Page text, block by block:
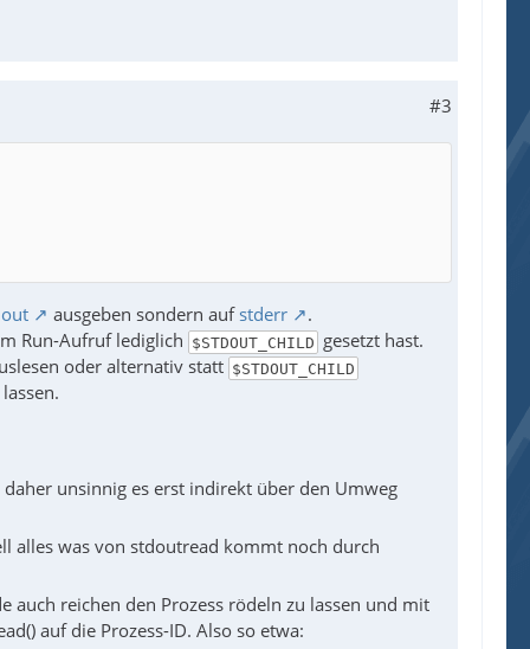
#3
ausgeben sondern aufstderr
.
Run-Aufruf lediglich $STDOUT_CHILD gesetzt hast.
oder alternativ statt $STDOUT_CHILD
unsinnig es erst indirekt über den Umweg
alles was von stdoutread kommt noch durch
auch reichen den Prozess rödeln zu lassen und mit
auf die Prozess-ID. Also so etwa: